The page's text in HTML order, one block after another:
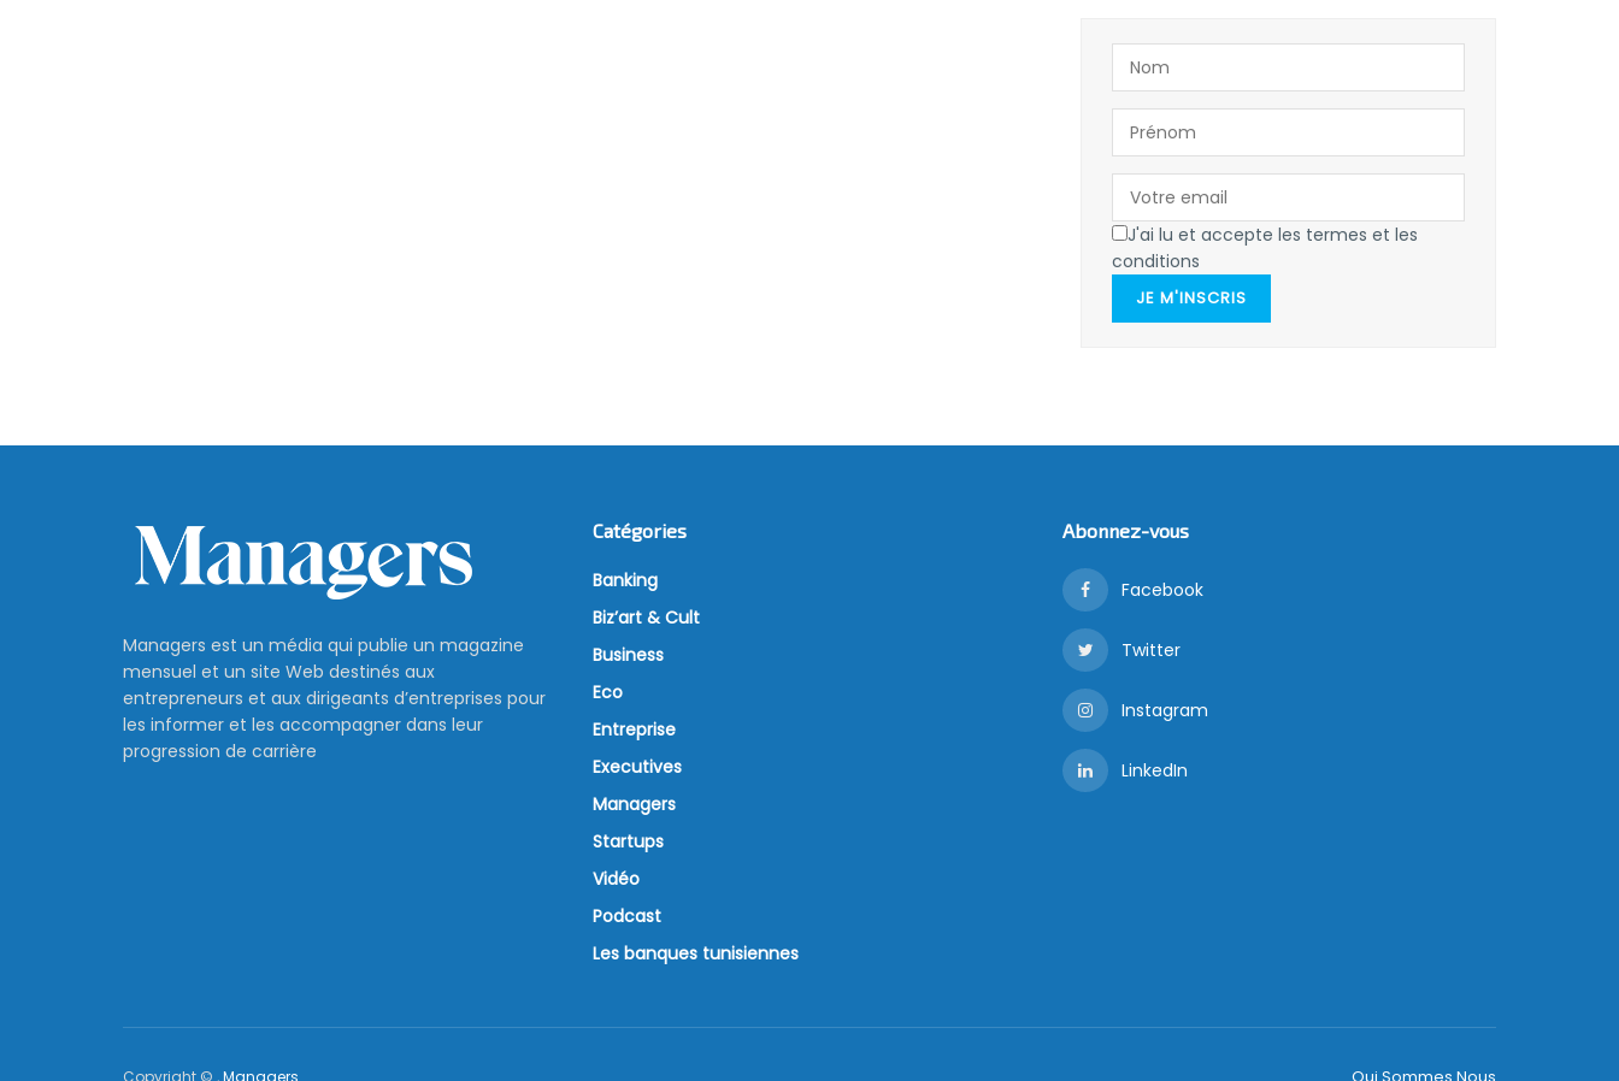
J'ai lu et accepte les termes et les
conditions
JE M'INSCRIS
Managers est un média qui publie un magazine
mensuel et un site Web destinés aux
entrepreneurs et aux dirigeants d’entreprises pour
les informer et les accompagner dans leur
progression de carrière
Catégories
Banking
Biz’art & Cult
Business
Eco
Entreprise
Executives
Managers
Startups
Vidéo
Podcast
Les banques tunisiennes
Abonnez-vous
Facebook
Twitter
Instagram
LinkedIn